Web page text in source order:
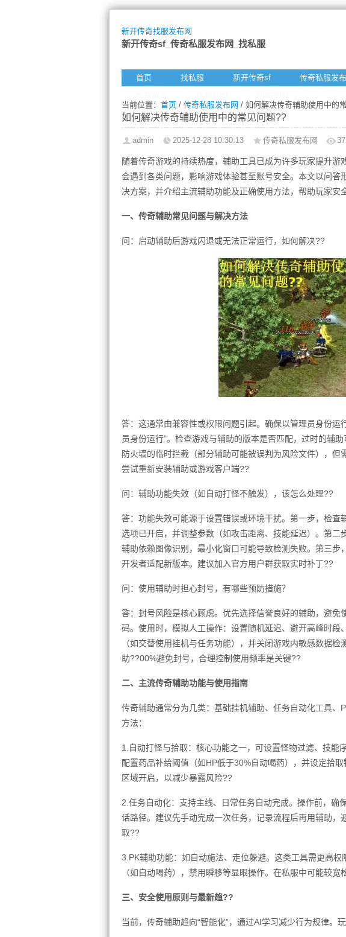
新开传奇找服发布网
新开传奇sf_传奇私服发布网_找私服
首页 找私服 新开传奇sf 传奇私服发
当前位置： 首页 / 传奇私服发布网 / 如何解决传奇辅助使用中的
如何解决传奇辅助使用中的常见问题??
admin 2025-12-28 10:30:13 传奇私服发布网
随着传奇游戏的持续热度，辅助工具已成为许多玩家提升
会遇到各类问题，影响游戏体验甚至账号安全。本文以问答
决方案，并介绍主流辅助功能及正确使用方法，帮助玩家安
一、传奇辅助常见问题与解决方法
问：启动辅助后游戏闪退或无法正常运行，如何解决??
答：这通常由兼容性或权限问题引起。确保以管理员身份运
员身份运行”。检查游戏与辅助的版本是否匹配，过时的辅
防火墙的临时拦截（部分辅助可能被误判为风险文件），但
尝试重新安装辅助或游戏客户端??
问：辅助功能失效（如自动打怪不触发），该怎么处理??
答：功能失效可能源于设置错误或环境干扰。第一步，检查
选项已开启，并调整参数（如攻击距离、技能延迟）。第二
辅助依赖图像识别，最小化窗口可能导致检测失败。第三步
开发者适配新版本。建议加入官方用户群获取实时补丁??
问：使用辅助时担心封号，有哪些预防措施？
答：封号风险是核心顾虑。优先选择信誉良好的辅助，避免
码。使用时，模拟人工操作：设置随机延迟、避开高峰时段
（如交替使用挂机与任务功能），并关闭游戏内敏感数据
助??00%避免封号，合理控制使用频率是关键??
二、主流传奇辅助功能与使用指南
传奇辅助通常分为几类：基础挂机辅助、任务自动化工具、
方法：
1.自动打怪与拾取：核心功能之一，可设置怪物过滤、技能
配置药品补给阈值（如HP低于30%自动喝药），并设定拾
区域开启，以减少暴露风险??
2.任务自动化：支持主线、日常任务自动完成。操作前，确
话路径。建议先手动完成一次任务，记录流程后再用辅助，
取??
3.PK辅助功能：如自动施法、走位躲避。这类工具需更高
（如自动喝药），禁用瞬移等显眼操作。在私服中可能较
三、安全使用原则与最新趋??
当前，传奇辅助趋向“智能化”，通过AI学习减少行为规律。